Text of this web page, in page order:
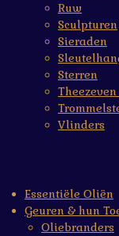
Ruw
Sculpturen
Sieraden
Sterren
Vlinders
Essentiële Oliën
Geuren & hun
Oliebranders